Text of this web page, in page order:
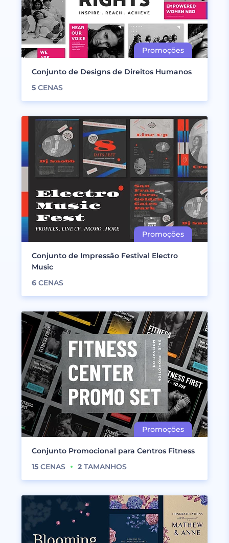
Conjunto de Designs de Direitos Humanos
5 CENAS
Conjunto de Impressão Festival Electro
Music
6 CENAS
Conjunto Promocional para Centros Fitness
15 CENAS 2 TAMANHOS